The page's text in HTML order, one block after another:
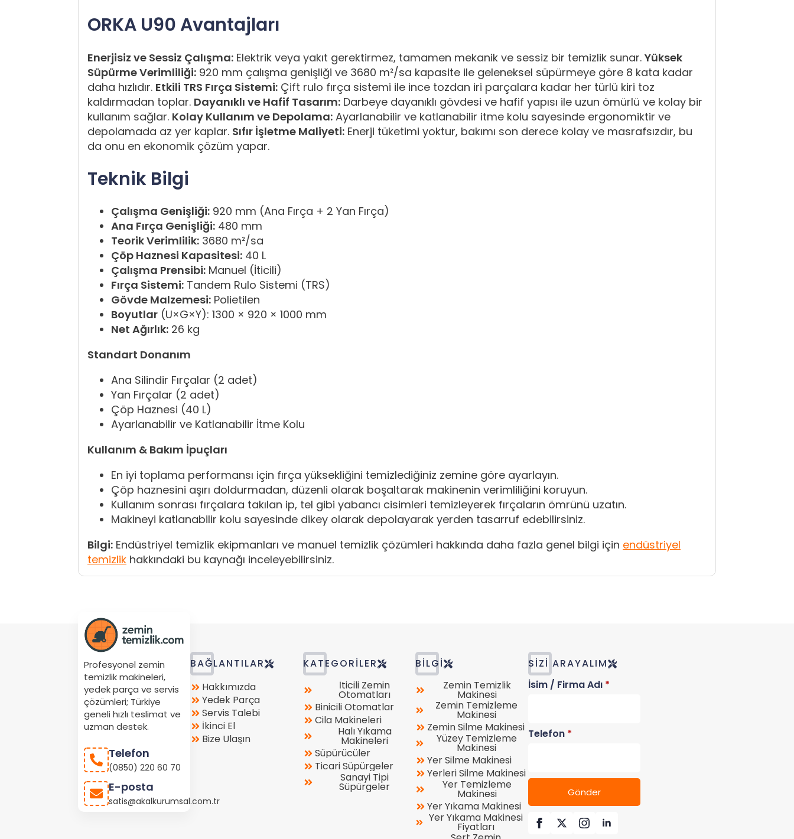
ORKA U90 Avantajları
Enerjisiz ve Sessiz Çalışma: Elektrik veya yakıt gerektirmez, tamamen mekanik ve sessiz bir temizlik sunar. Yüksek
Süpürme Verimliliği: 920 mm çalışma genişliği ve 3680 m²/sa kapasite ile geleneksel süpürmeye göre 8 kata kadar
daha hızlıdır. Etkili TRS Fırça Sistemi: Çift rulo fırça sistemi ile ince tozdan iri parçalara kadar her türlü kiri toz
kaldırmadan toplar. Dayanıklı ve Hafif Tasarım: Darbeye dayanıklı gövdesi ve hafif yapısı ile uzun ömürlü ve kolay bir
kullanım sağlar. Kolay Kullanım ve Depolama: Ayarlanabilir ve katlanabilir itme kolu sayesinde ergonomiktir ve
depolamada az yer kaplar. Sıfır İşletme Maliyeti: Enerji tüketimi yoktur, bakımı son derece kolay ve masrafsızdır, bu
da onu en ekonomik çözüm yapar.
Teknik Bilgi
Çalışma Genişliği: 920 mm (Ana Fırça + 2 Yan Fırça)
Ana Fırça Genişliği: 480 mm
Teorik Verimlilik: 3680 m²/sa
Çöp Haznesi Kapasitesi: 40 L
Çalışma Prensibi: Manuel (İticili)
Fırça Sistemi: Tandem Rulo Sistemi (TRS)
Gövde Malzemesi: Polietilen
Boyutlar (U×G×Y): 1300 × 920 × 1000 mm
Net Ağırlık: 26 kg
Standart Donanım
Ana Silindir Fırçalar (2 adet)
Yan Fırçalar (2 adet)
Çöp Haznesi (40 L)
Ayarlanabilir ve Katlanabilir İtme Kolu
Kullanım & Bakım İpuçları
En iyi toplama performansı için fırça yüksekliğini temizlediğiniz zemine göre ayarlayın.
Çöp haznesini aşırı doldurmadan, düzenli olarak boşaltarak makinenin verimliliğini koruyun.
Kullanım sonrası fırçalara takılan ip, tel gibi yabancı cisimleri temizleyerek fırçaların ömrünü uzatın.
Makineyi katlanabilir kolu sayesinde dikey olarak depolayarak yerden tasarruf edebilirsiniz.
Bilgi: Endüstriyel temizlik ekipmanları ve manuel temizlik çözümleri hakkında daha fazla genel bilgi için endüstriyel
temizlik hakkındaki bu kaynağı inceleyebilirsiniz.
Profesyonel zemin
temizlik makineleri,
yedek parça ve servis
çözümleri; Türkiye
geneli hızlı teslimat ve
uzman destek.
Telefon
(0850) 220 60 70
E-posta
satis@akalkurumsal.com.tr
BAĞLANTILAR
Store
Location
Hakkımızda
Yedek Parça
Servis Talebi
İkinci El
Bize Ulaşın
KATEGORILER
İticili Zemin
Otomatları
Binicili Otomatlar
Cila Makineleri
Halı Yıkama
Makineleri
Süpürücüler
Ticari Süpürgeler
Sanayi Tipi
Süpürgeler
BILGI
Zemin Temizlik
Makinesi
Zemin Temizleme
Makinesi
Zemin Silme Makinesi
Yüzey Temizleme
Makinesi
Yer Silme Makinesi
Yerleri Silme Makinesi
Yer Temizleme
Makinesi
Yer Yıkama Makinesi
Yer Yıkama Makinesi
Fiyatları
SIZI ARAYALIM
İsim / Firma Adı *
Telefon *
Gönder